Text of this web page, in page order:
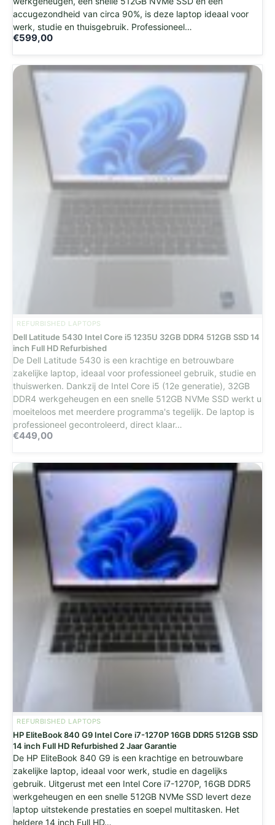
accugezondheid van circa 90%, is deze laptop ideaal voor
werk, studie en thuisgebruik. Professioneel…
€599,00
REFURBISHED LAPTOPS
Dell Latitude 5430 Intel Core i5 1235U 32GB DDR4 512GB SSD 14
inch Full HD Refurbished
De Dell Latitude 5430 is een krachtige en betrouwbare
zakelijke laptop, ideaal voor professioneel gebruik, studie en
thuiswerken. Dankzij de Intel Core i5 (12e generatie), 32GB
DDR4 werkgeheugen en een snelle 512GB NVMe SSD werkt u
moeiteloos met meerdere programma's tegelijk. De laptop is
professioneel gecontroleerd, direct klaar…
€449,00
REFURBISHED LAPTOPS
HP EliteBook 840 G9 Intel Core i7-1270P 16GB DDR5 512GB SSD
14 inch Full HD Refurbished 2 Jaar Garantie
De HP EliteBook 840 G9 is een krachtige en betrouwbare
zakelijke laptop, ideaal voor werk, studie en dagelijks
gebruik. Uitgerust met een Intel Core i7-1270P, 16GB DDR5
werkgeheugen en een snelle 512GB NVMe SSD levert deze
laptop uitstekende prestaties en soepel multitasken. Het
heldere 14 inch Full HD…